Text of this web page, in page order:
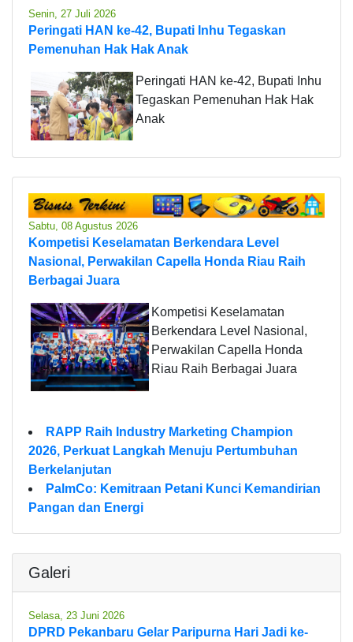
Senin, 27 Juli 2026
Peringati HAN ke-42, Bupati Inhu Tegaskan
Pemenuhan Hak Hak Anak
Peringati HAN ke-42, Bupati Inhu
Tegaskan Pemenuhan Hak Hak
Anak
Sabtu, 08 Agustus 2026
Kompetisi Keselamatan Berkendara Level
Nasional, Perwakilan Capella Honda Riau Raih
Berbagai Juara
Kompetisi Keselamatan
Berkendara Level Nasional,
Perwakilan Capella Honda
Riau Raih Berbagai Juara
RAPP Raih Industry Marketing Champion
2026, Perkuat Langkah Menuju Pertumbuhan
Berkelanjutan
PalmCo: Kemitraan Petani Kunci Kemandirian
Pangan dan Energi
Galeri
Selasa, 23 Juni 2026
DPRD Pekanbaru Gelar Paripurna Hari Jadi ke-